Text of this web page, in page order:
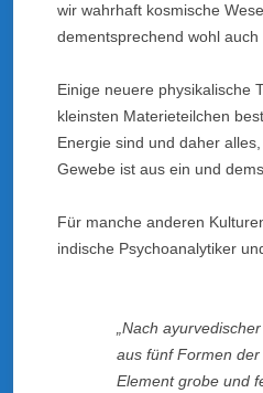
wir wahrhaft kosmische
dementsprechend wohl
Einige neuere physikalische
kleinsten Materieteilchen
Energie sind und daher
Gewebe ist aus ein und
Für manche anderen
indische Psychoanalytiker
„Nach
aus fünf Formen
Element grobe und